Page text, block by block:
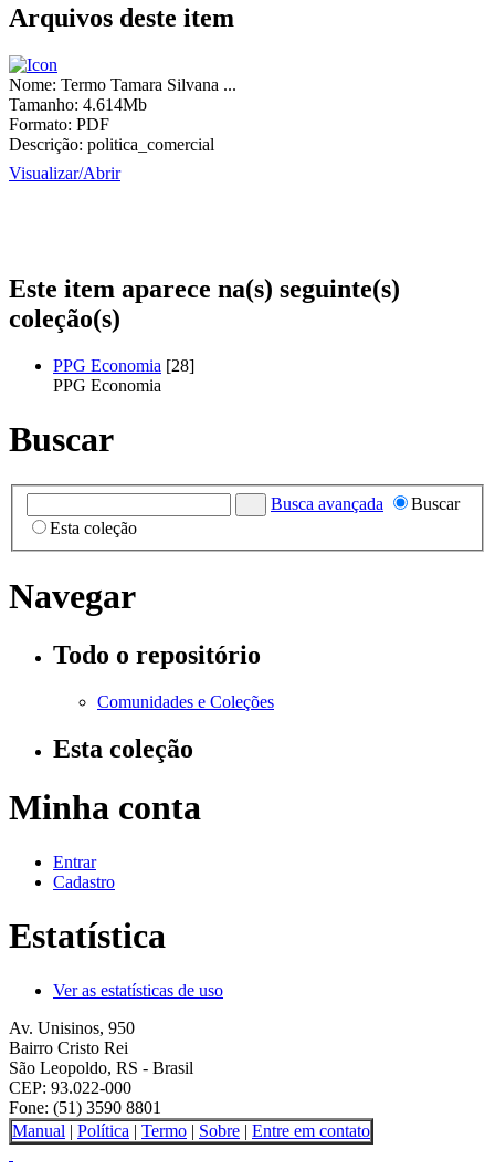
Arquivos deste item
Nome: Termo Tamara Silvana ...
Tamanho: 4.614Mb
Formato: PDF
Descrição: politica_comercial
Visualizar/Abrir
Este item aparece na(s) seguinte(s)
coleção(s)
PPG Economia [28]
PPG Economia
Buscar
Busca avançada
Buscar
Esta coleção
Navegar
Todo o repositório
Comunidades e Coleções
Esta coleção
Minha conta
Entrar
Cadastro
Estatística
Ver as estatísticas de uso
Av. Unisinos, 950
Bairro Cristo Rei
São Leopoldo, RS - Brasil
CEP: 93.022-000
Fone: (51) 3590 8801
Manual | Política | Termo | Sobre | Entre em contato